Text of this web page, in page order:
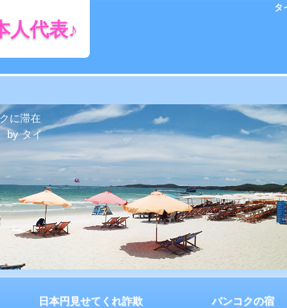
タ
人代表♪
に滞在
by タイ
日本円見せてくれ詐欺 バンコクの宿